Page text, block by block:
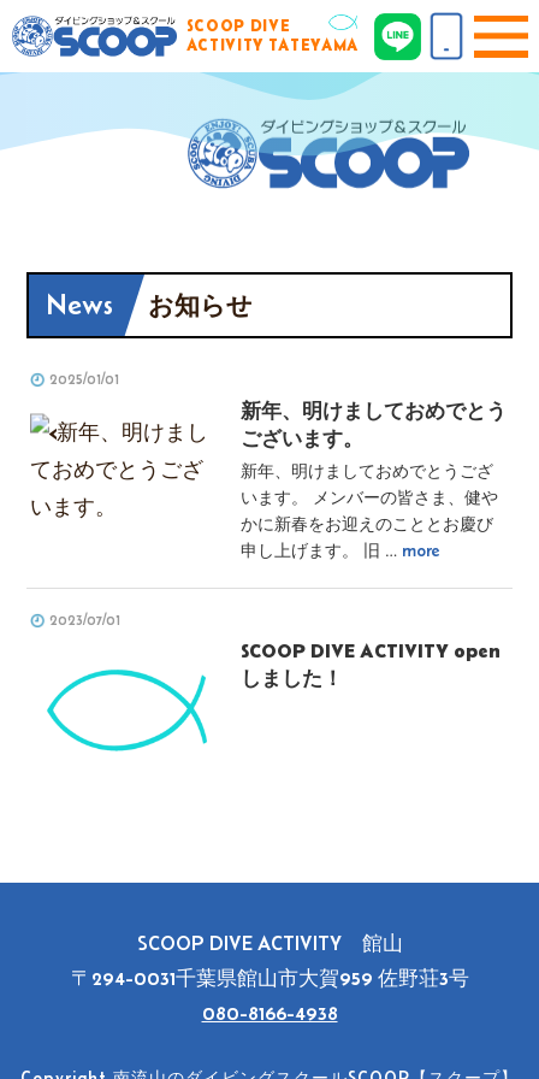
SCOOP DIVE
ACTIVITY TATEYAMA
News お知らせ
2025/01/01
新年、明けましておめでとう
ございます。
新年、明けましておめでとうござ
います。 メンバーの皆さま、健や
かに新春をお迎えのこととお慶び
申し上げます。 旧 … more
2023/07/01
SCOOP DIVE ACTIVITY open
しました！
SCOOP DIVE ACTIVITY 館山
〒294-0031千葉県館山市大賀959 佐野荘3号
080-8166-4938